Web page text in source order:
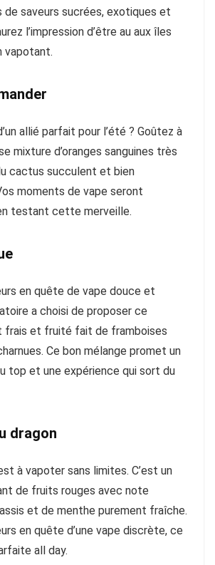
saveurs sucrées, exotiques et
l’impression d’être au aux îles
vapotant.
allié parfait pour l’été ? Goûtez à
mixture d’oranges sanguines très
cactus succulent et bien
moments de vape seront
testant cette merveille.
en quête de vape douce et
a choisi de proposer ce
frais et fruité fait de framboises
Ce bon mélange promet un
top et une expérience qui sort du
dragon
à vapoter sans limites. C’est un
de fruits rouges avec note
et de menthe purement fraîche.
en quête d’une vape discrète, ce
all day.